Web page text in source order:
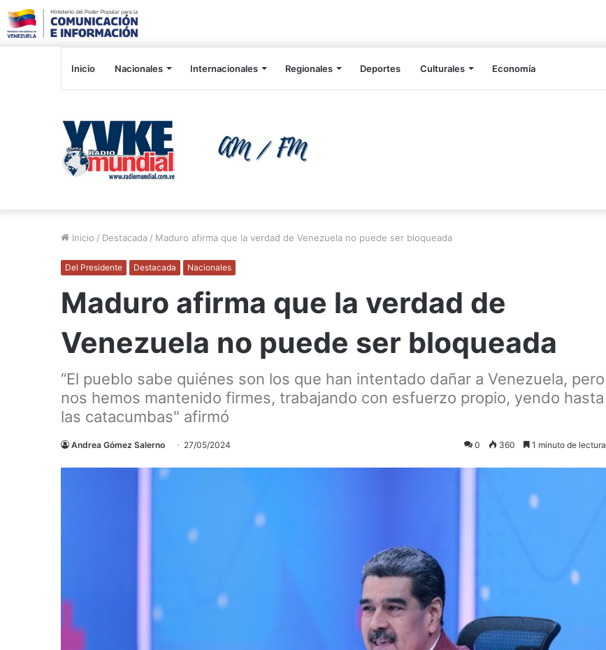
Inicio Nacionales Internacionales Regionales Deportes Culturales Economía
Inicio / Destacada / Maduro afirma que la verdad de Venezuela no puede ser bloqueada
Del Presidente Destacada Nacionales
Maduro afirma que la verdad de
Venezuela no puede ser bloqueada
“El pueblo sabe quiénes son los que han intentado dañar a Venezuela, pero
nos hemos mantenido firmes, trabajando con esfuerzo propio, yendo hasta
las catacumbas" afirmó
Andrea Gómez Salerno 27/05/2024 0 360 1 minuto de lectura